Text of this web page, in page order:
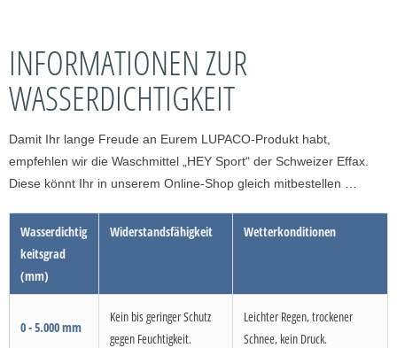
INFORMATIONEN ZUR
WASSERDICHTIGKEIT
Damit Ihr lange Freude an Eurem LUPACO-Produkt habt,
empfehlen wir die Waschmittel „HEY Sport“ der Schweizer Effax.
Diese könnt Ihr in unserem Online-Shop gleich mitbestellen …
Wasserdichtig
keitsgrad
(mm)
Widerstandsfähigkeit Wetterkonditionen
0 - 5.000 mm
Kein bis geringer Schutz
gegen Feuchtigkeit.
Leichter Regen, trockener
Schnee, kein Druck.